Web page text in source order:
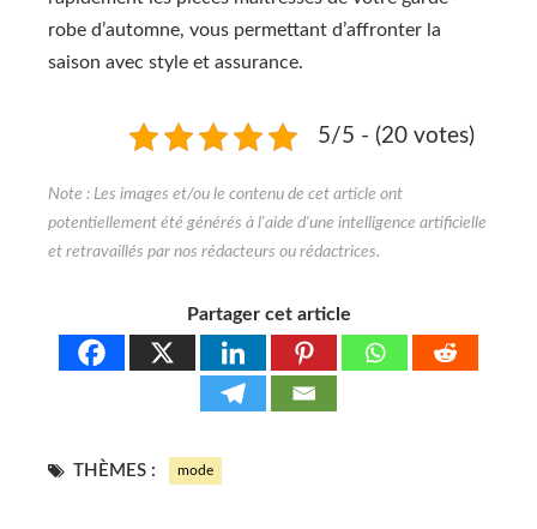
robe d’automne, vous permettant d’affronter la
saison avec style et assurance.
5/5 - (20 votes)
Partager cet article
THÈMES : mode